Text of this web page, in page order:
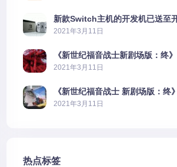
新款Switch主机的开发机已送至
2021年3月11日
《新世纪福音战士新剧场版：终
公开
2021年3月11日
《新世纪福音战士 新剧场版：终
2021年3月11日
热点标签